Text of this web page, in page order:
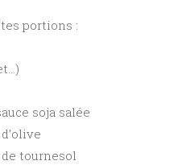
portions :
soja salée
de tournesol